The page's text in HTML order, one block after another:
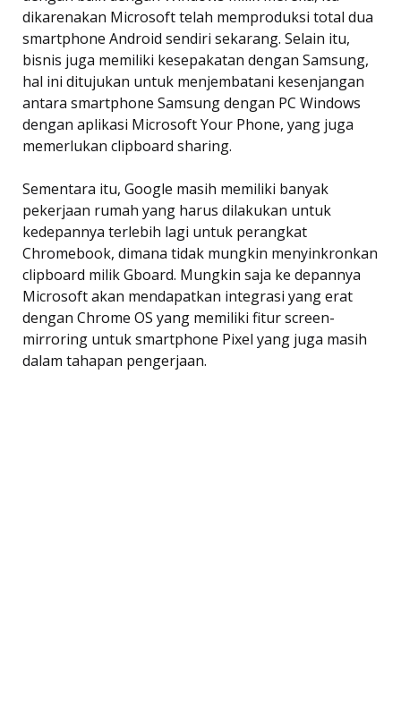
dikarenakan Microsoft telah memproduksi total dua
smartphone Android sendiri sekarang. Selain itu,
bisnis juga memiliki kesepakatan dengan Samsung,
hal ini ditujukan untuk menjembatani kesenjangan
antara smartphone Samsung dengan PC Windows
dengan aplikasi Microsoft Your Phone, yang juga
memerlukan clipboard sharing.
Sementara itu, Google masih memiliki banyak
pekerjaan rumah yang harus dilakukan untuk
kedepannya terlebih lagi untuk perangkat
Chromebook, dimana tidak mungkin menyinkronkan
clipboard milik Gboard. Mungkin saja ke depannya
Microsoft akan mendapatkan integrasi yang erat
dengan Chrome OS yang memiliki fitur screen-
mirroring untuk smartphone Pixel yang juga masih
dalam tahapan pengerjaan.